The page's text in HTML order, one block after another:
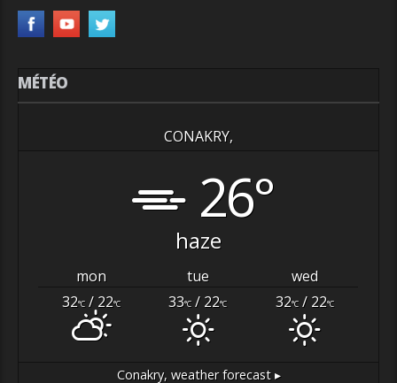
MÉTÉO
CONAKRY,
26°
haze
mon tue
wed
32°C / 22°C 33°C / 22°C 32°C/ 22°C
Conakry, weather forecast ▸